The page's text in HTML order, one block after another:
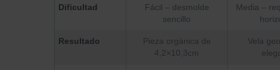
Dificultad
Fácil – desmolde
sencillo
Media –
Resultado
Pieza orgánica de
4,2×10,3cm
Vela